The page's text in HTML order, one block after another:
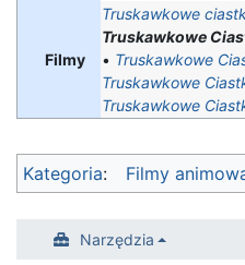
Filmy
Truskawkowe
Truskawkowe
• Truskawkowe
Truskawkowe
Truskawkowe
Kategoria: Filmy
Narzędzia